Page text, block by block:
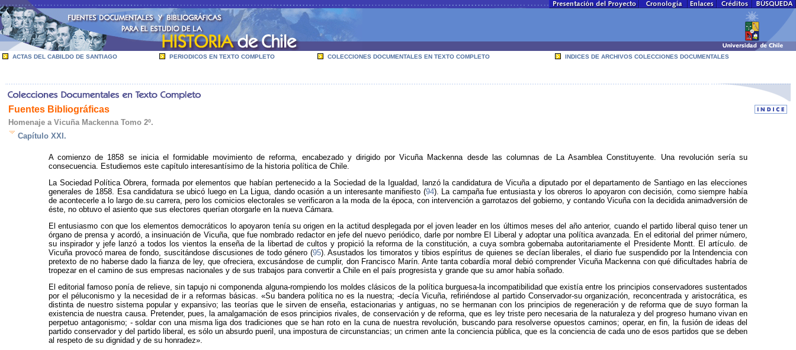
ACTAS DEL CABILDO DE SANTIAGO PERIODICOS EN TEXTO COMPLETO COLECCIONES DOCUMENTALES EN TEXTO COMPLETO INDICES DE ARCHIVOS COLECCIONES DOCUMENTALES
Fuentes Bibliográficas
Homenaje a Vicuña Mackenna Tomo 2º.
Capítulo XXI.
A comienzo de 1858 se inicia el formidable movimiento de reforma, encabezado y dirigido por Vicuña Mackenna desde las columnas de La Asamblea Constituyente. Una revolución sería su
consecuencia. Estudiemos este capítulo interesantísimo de la historia política de Chile.
La Sociedad Política Obrera, formada por elementos que habían pertenecido a la Sociedad de la Igualdad, lanzó la candidatura de Vicuña a diputado por el departamento de Santiago en las elecciones
generales de 1858. Esa candidatura se ubicó luego en La Ligua, dando ocasión a un interesante manifiesto (94). La campaña fue entusiasta y los obreros lo apoyaron con decisión, como siempre había
de acontecerle a lo largo de.su carrera, pero los comicios electorales se verificaron a la moda de la época, con intervención a garrotazos del gobierno, y contando Vicuña con la decidida animadversión de
éste, no obtuvo el asiento que sus electores querían otorgarle en la nueva Cámara.
El entusiasmo con que los elementos democráticos lo apoyaron tenía su origen en la actitud desplegada por el joven leader en los últimos meses del año anterior, cuando el partido liberal quiso tener un
órgano de prensa y acordó, a insinuación de Vicuña, que fue nombrado redactor en jefe del nuevo periódico, darle por nombre El Liberal y adoptar una política avanzada. En el editorial del primer número,
su inspirador y jefe lanzó a todos los vientos la enseña de la libertad de cultos y propició la reforma de la constitución, a cuya sombra gobernaba autoritariamente el Presidente Montt. El artículo. de
Vicuña provocó marea de fondo, suscitándose discusiones de todo género (95). Asustados los timoratos y tibios espíritus de quienes se decían liberales, el diario fue suspendido por la Intendencia con
pretexto de no haberse dado la fianza de ley, que ofreciera, excusándose de cumplir, don Francisco Marín. Ante tanta cobardía moral debió comprender Vicuña Mackenna con qué dificultades habría de
tropezar en el camino de sus empresas nacionales y de sus trabajos para convertir a Chile en el país progresista y grande que su amor había soñado.
El editorial famoso ponía de relieve, sin tapujo ni componenda alguna-rompiendo los moldes clásicos de la política burguesa-la incompatibilidad que existía entre los principios conservadores sustentados
por el péluconismo y la necesidad de ir a reformas básicas. «Su bandera política no es la nuestra; -decía Vicuña, refiriéndose al partido Conservador-su organización, reconcentrada y aristocrática, es
distinta de nuestro sistema popular y expansivo; las teorías que le sirven de enseña, estacionarias y antiguas, no se hermanan con los principios de regeneración y de reforma que de suyo forman la
existencia de nuestra causa. Pretender, pues, la amalgamación de esos principios rivales, de conservación y de reforma, que es ley triste pero necesaria de la naturaleza y del progreso humano vivan en
perpetuo antagonismo; - soldar con una misma liga dos tradiciones que se han roto en la cuna de nuestra revolución, buscando para resolverse opuestos caminos; operar, en fin, la fusión de ideas del
partido conservador y del partido liberal, es sólo un absurdo pueril, una impostura de circunstancias; un crimen ante la conciencia pública, que es la conciencia de cada uno de esos partidos que se deben
al respeto de su dignidad y de su honradez».